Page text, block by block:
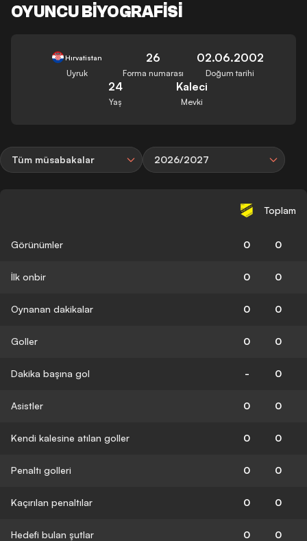
OYUNCU BIYOGRAFISI
Hırvatistan
Uyruk
26
Forma numarası
02.06.2002
Doğum tarihi
24
Yaş
Kaleci
Mevki
Tüm müsabakalar 2026/2027
Toplam
Görünümler 0 0
İlk onbir 0 0
Oynanan dakikalar 0 0
Goller 0 0
Dakika başına gol - 0
Asistler 0 0
Kendi kalesine atılan goller 0 0
Penaltı golleri 0 0
Kaçırılan penaltılar 0 0
Hedefi bulan şutlar 0 0